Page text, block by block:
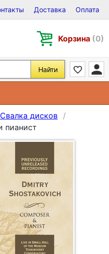
на Виниле, CD и DVD
Доставка Оплата
Корзина (0)
Найти
Свалка дисков
пианист